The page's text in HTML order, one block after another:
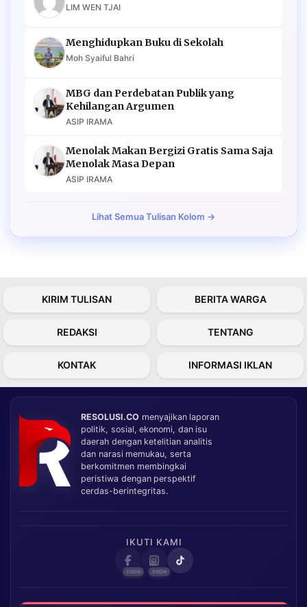
LIM WEN TJAI
Menghidupkan Buku di Sekolah
Moh Syaiful Bahri
MBG dan Perdebatan Publik yang
Kehilangan Argumen
ASIP IRAMA
Menolak Makan Bergizi Gratis Sama Saja
Menolak Masa Depan
ASIP IRAMA
Lihat Semua Tulisan Kolom →
KIRIM TULISAN BERITA WARGA
REDAKSI TENTANG
KONTAK INFORMASI IKLAN
RESOLUSI.CO menyajikan laporan
politik, sosial, ekonomi, dan isu
daerah dengan ketelitian analitis
dan narasi memukau, serta
berkomitmen membingkai
peristiwa dengan perspektif
cerdas-berintegritas.
IKUTI KAMI